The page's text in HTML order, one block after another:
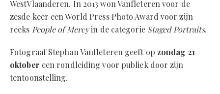
WestVlaanderen. In 2013 won Vanfleteren voor de
zesde keer een World Press Photo Award voor zijn
reeks People of Mercyin de categorie Staged Portraits.
Fotograaf Stephan Vanfleteren geeft op zondag 21
oktober een rondleiding voor publiek door zijn
tentoonstelling.